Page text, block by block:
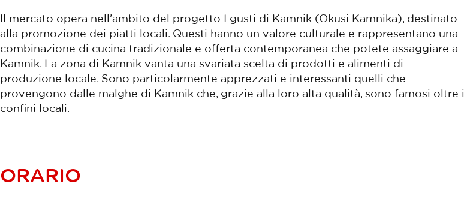
Il mercato opera nell’ambito del progetto I gusti di Kamnik (Okusi Kamnika), destinato
alla promozione dei piatti locali. Questi hanno un valore culturale e rappresentano una
combinazione di cucina tradizionale e offerta contemporanea che potete assaggiare a
Kamnik. La zona di Kamnik vanta una svariata scelta di prodotti e alimenti di
produzione locale. Sono particolarmente apprezzati e interessanti quelli che
provengono dalle malghe di Kamnik che, grazie alla loro alta qualità, sono famosi oltre i
confini locali.
ORARIO